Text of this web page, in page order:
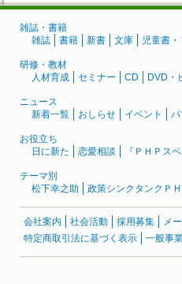
雑誌・書籍
雑誌
書籍 新書 文庫 児童書・
研修・教材
人材育成
セミナー CD DVD・
ニュース
新着一覧
おしらせ イベント パ
お役立ち
日に新た
恋愛相談 『ＰＨＰス
テーマ別
松下幸之助
政策シンクタンクＰ
会社案内 社会活動 採用募集 メ
特定商取引法に基づく表示
一般事